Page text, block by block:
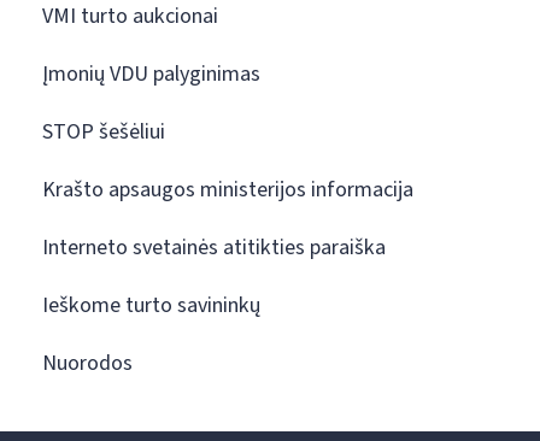
VMI turto aukcionai
Įmonių VDU palyginimas
STOP šešėliui
Krašto apsaugos ministerijos informacija
Interneto svetainės atitikties paraiška
Ieškome turto savininkų
Nuorodos